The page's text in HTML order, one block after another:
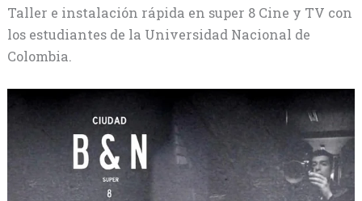
Taller e instalación rápida en super 8 Cine y TV con
los estudiantes de la Universidad Nacional de
Colombia.